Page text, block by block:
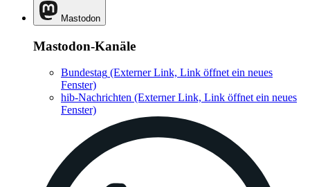
Mastodon
Mastodon-Kanäle
Bundestag (Externer Link, Link öffnet ein neues
Fenster)
hib-Nachrichten (Externer Link, Link öffnet ein neues
Fenster)